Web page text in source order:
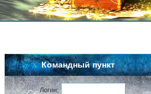
Командный пункт
Логин: